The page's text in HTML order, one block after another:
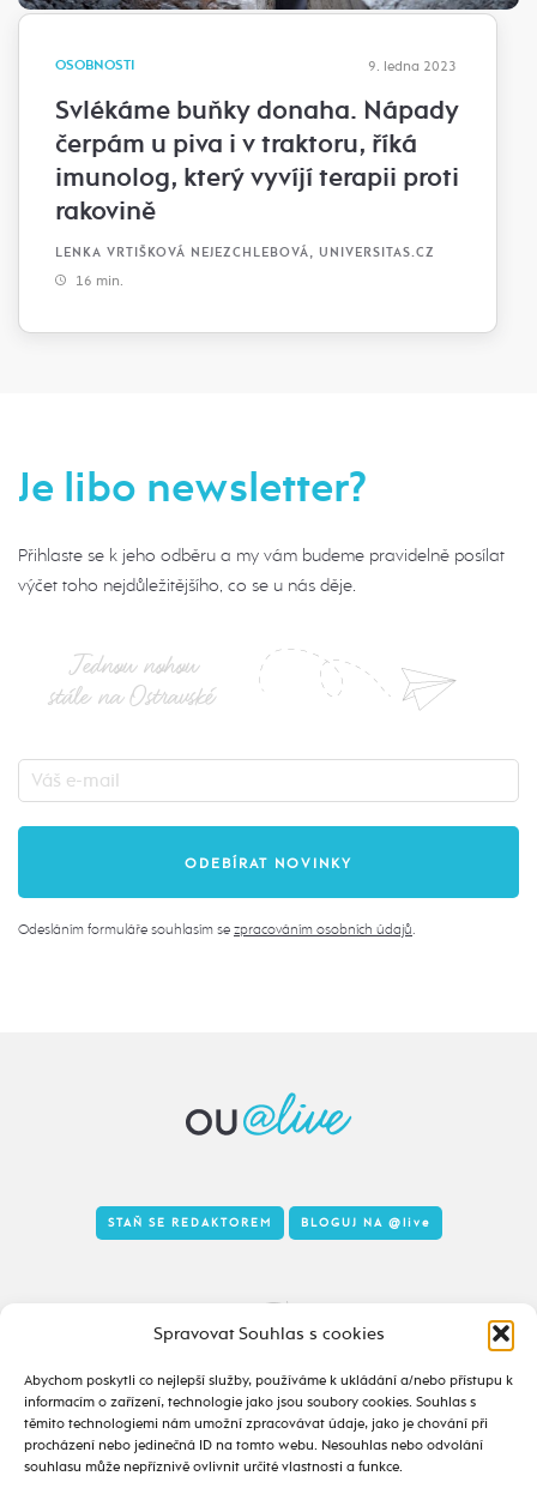
Spravovat Souhlas s cookies
Abychom poskytli co nejlepší služby, používáme k ukládání a/nebo přístupu k
informacím o zařízení, technologie jako jsou soubory cookies. Souhlas s
těmito technologiemi nám umožní zpracovávat údaje, jako je chování při
procházení nebo jedinečná ID na tomto webu. Nesouhlas nebo odvolání
souhlasu může nepříznivě ovlivnit určité vlastnosti a funkce.
OSOBNOSTI 9. ledna 2023
Svlékáme buňky donaha. Nápady
čerpám u piva i v traktoru, říká
imunolog, který vyvíjí terapii proti
rakovině
LENKA VRTIŠKOVÁ NEJEZCHLEBOVÁ, UNIVERSITAS.CZ
16 min.
Je libo newsletter?
Přihlaste se k jeho odběru a my vám budeme pravidelně posílat
výčet toho nejdůležitějšího, co se u nás děje.
Jednou nohou
stále na Ostravské
Odesláním formuláře souhlasím se zpracováním osobních údajů.
Tady to taky žije
STAŇ SE REDAKTOREM BLOGUJ NA @live